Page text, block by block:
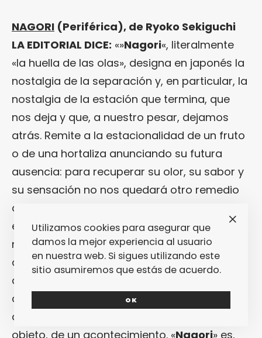
NAGORI (Periférica), de Ryoko Sekiguchi
LA EDITORIAL DICE: «»Nagori«, literalmente
«la huella de las olas», designa en japonés la
nostalgia de la separación y, en particular, la
nostalgia de la estación que termina, que
nos deja y que, a nuestro pesar, dejamos
atrás. Remite a la estacionalidad de un fruto
o de una hortaliza anunciando su futura
ausencia: para recuperar su olor, su sabor y
su sensación no nos quedará otro remedio
que aguardar un año entero conservando,
eso sí, su recuerdo en la memoria de
nuestros sentidos. «Nagori» es asimismo la
atmósfera de algo que ya no existe, como la
de una casa que evoca el recuerdo de
quienes la han habitado. «
queda tras el paso de una persona, de un
objeto, de un acontecimiento. «Nagori» es,
Utilizamos cookies para asegurar que
damos la mejor experiencia al usuario
en nuestra web. Si sigues utilizando este
sitio asumiremos que estás de acuerdo.
OK